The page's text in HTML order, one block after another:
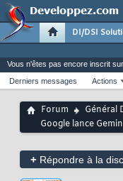
DI/DSI
Vous n'êtes pas encore inscrit
Derniers messages
Actions
Forum Général
Google lance
+ Répondre à la